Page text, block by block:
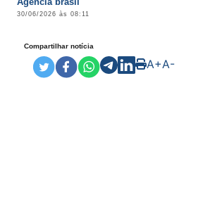
30/06/2026 às 08:11
Compartilhar notícia
A+A-